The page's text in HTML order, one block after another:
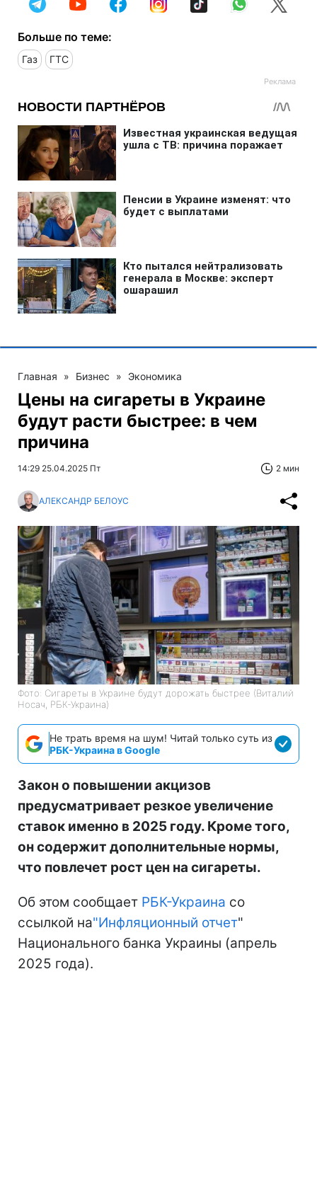
Больше по теме:
Газ ГТС
Главная » Бизнес » Экономика
Цены на сигареты в Украине
будут расти быстрее: в чем
причина
14:29 25.04.2025 Пт 2 мин
АЛЕКСАНДР БЕЛОУС
Фото: Сигареты в Украине будут дорожать быстрее (Виталий
Носач, РБК-Украина)
Не трать время на шум! Читай только суть из
РБК-Украина в Google
Закон о повышении акцизов
предусматривает резкое увеличение
ставок именно в 2025 году. Кроме того,
он содержит дополнительные нормы,
что повлечет рост цен на сигареты.
Об этом сообщает РБК-Украина со
ссылкой на"Инфляционный отчет"
Национального банка Украины (апрель
2025 года).